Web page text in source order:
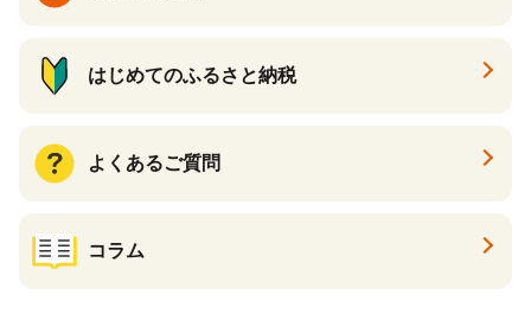
はじめてのふるさと納税
よくあるご質問
コラム